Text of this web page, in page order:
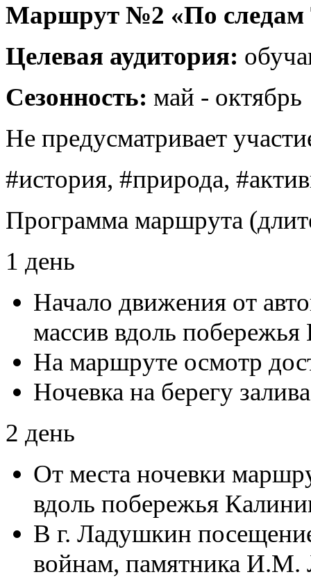
Маршрут №2 «По следам
Целевая аудитория:
Сезонность: май - октябрь
Не предусматривает
#история, #природа,
Программа маршрута
1 день
Начало движения от
массив вдоль побережья
На маршруте осмотр
Ночевка на берегу
2 день
От места ночевки
вдоль побережья
В г. Ладушкин
войнам, памятника И.М.